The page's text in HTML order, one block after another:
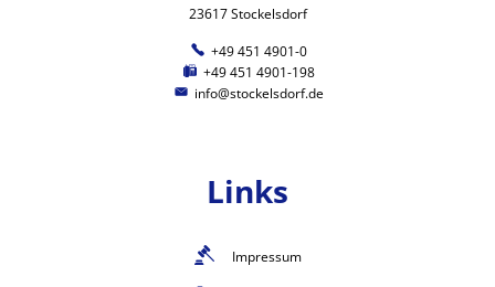
23617 Stockelsdorf
+49 451 4901-0
+49 451 4901-198
info@stockelsdorf.de
Links
Impressum